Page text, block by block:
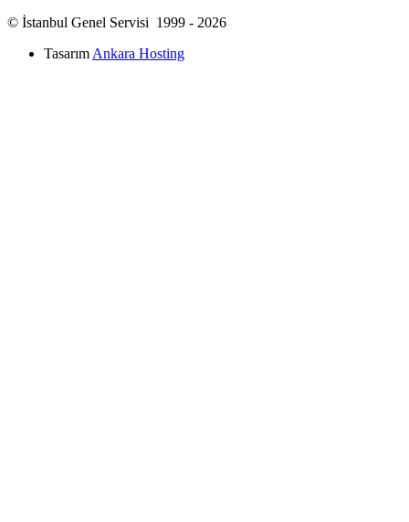
© İstanbul Genel Servisi 1999 - 2026
Tasarım Ankara Hosting